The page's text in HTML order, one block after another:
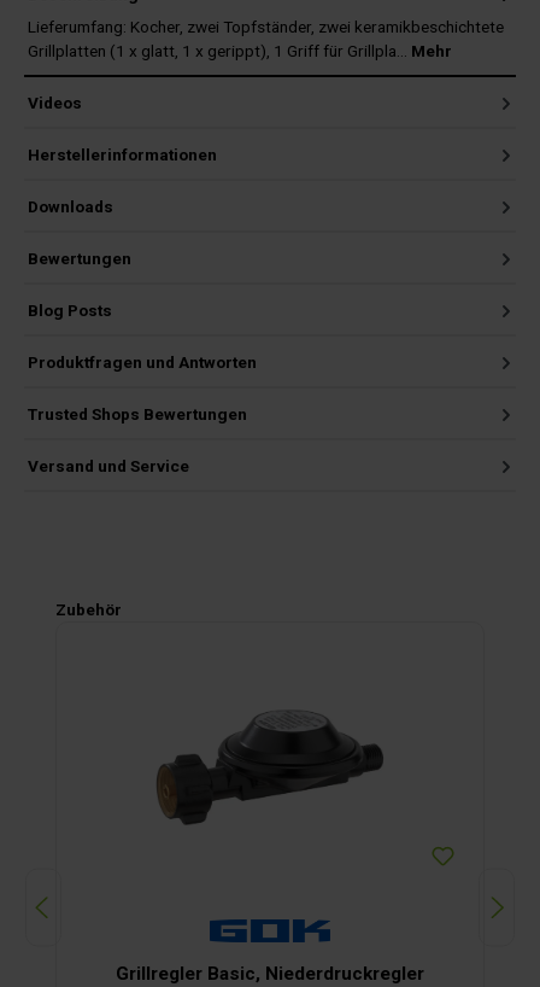
Lieferumfang: Kocher, zwei Topfständer, zwei keramikbeschichtete
Grillplatten (1 x glatt, 1 x gerippt), 1 Griff für Grillpla… Mehr
Videos
Herstellerinformationen
Downloads
Bewertungen
Blog Posts
Produktfragen und Antworten
Trusted Shops Bewertungen
Versand und Service
Produktgalerie überspringen
Zubehör
Grillregler Basic, Niederdruckregler